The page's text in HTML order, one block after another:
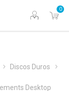
0
Discos Duros
Desktop